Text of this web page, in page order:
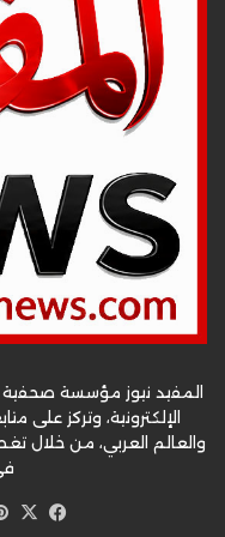
المفيد نيوز مؤسسة صحفية
الإلكترونية، وتركز
والعالم العربي، من خلال